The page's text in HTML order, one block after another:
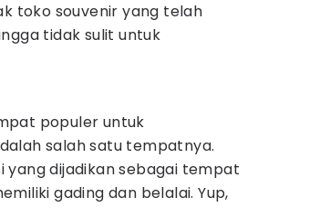
toko souvenir yang telah
tidak sulit untuk
populer untuk
salah satu tempatnya.
yang dijadikan sebagai tempat
gading dan belalai. Yup,